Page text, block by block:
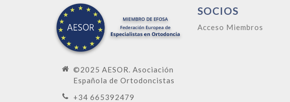
©2025 AESOR. Asociación
Española de Ortodoncistas
+34 665392479
SOCIOS
Acceso Miembros